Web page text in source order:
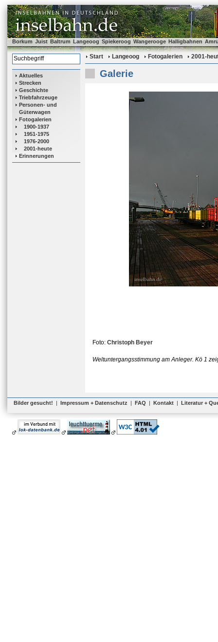
Borkum Juist Baltrum Langeoog Spiekeroog Wangerooge Halligbahnen
Aktuelles
Strecken
Geschichte
Triebfahrzeuge
Personen- und
Güterwagen
Fotogalerien
1900-1937
1951-1975
1976-2000
2001-heute
Erinnerungen
Start Langeoog Fotogalerien 2001-
Galerie
Foto: Christoph Beyer
Weltuntergangsstimmung am Anleger. Kö 1
Bilder gesucht! | Impressum + Datenschutz | FAQ | Kontakt | Literatur +